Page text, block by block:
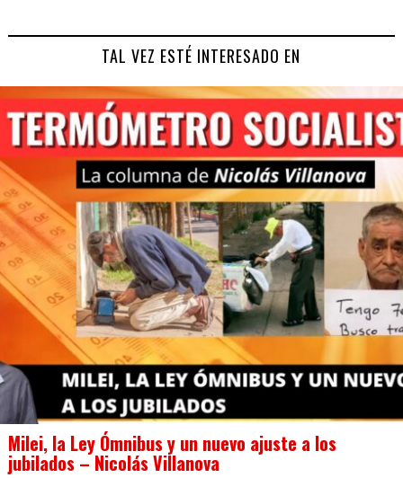
TAL VEZ ESTÉ INTERESADO EN
Milei, la Ley Ómnibus y un nuevo ajuste a los
jubilados – Nicolás Villanova